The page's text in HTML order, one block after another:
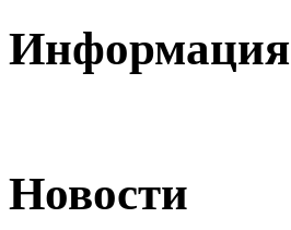
Информация
Новости